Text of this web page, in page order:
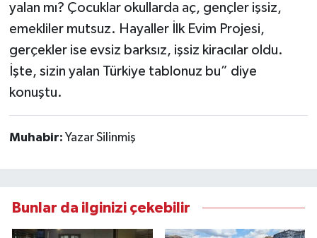
yalan mı? Çocuklar okullarda aç, gençler işsiz,
emekliler mutsuz. Hayaller İlk Evim Projesi,
gerçekler ise evsiz barksız, işsiz kiracılar oldu.
İşte, sizin yalan Türkiye tablonuz bu” diye
konuştu.
Muhabir: Yazar Silinmiş
Bunlar da ilginizi çekebilir